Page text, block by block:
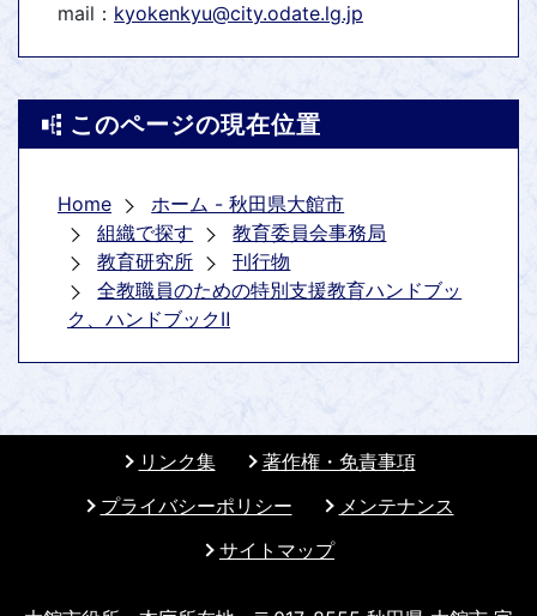
mail： kyokenkyu@city.odate.lg.jp
このページの現在位置
Home
ホーム - 秋田県大館市
組織で探す
教育委員会事務局
教育研究所
刊行物
全教職員のための特別支援教育ハンドブッ
ク、ハンドブックⅡ
リンク集
著作権・免責事項
プライバシーポリシー
メンテナンス
サイトマップ